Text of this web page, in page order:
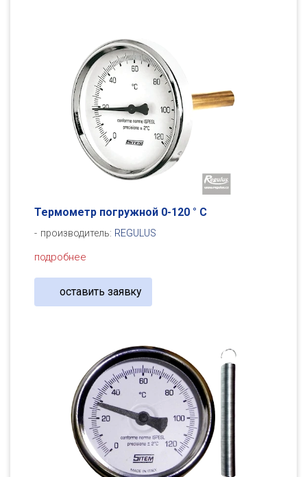
Термометр погружной 0-120 ° C
производитель: REGULUS
подробнее
оставить заявку